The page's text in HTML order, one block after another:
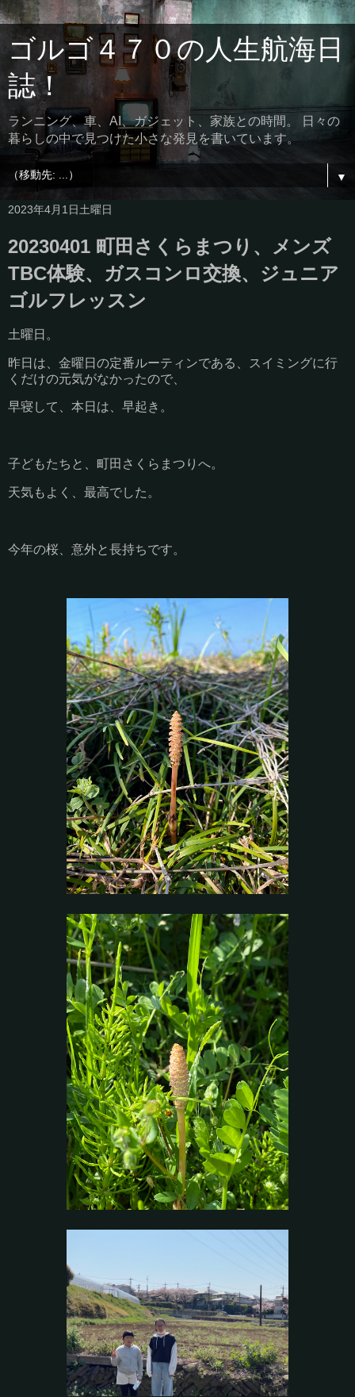
ゴルゴ４７０の人生航海日
誌！
ランニング、車、AI、ガジェット、家族との時間。 日々の
暮らしの中で見つけた小さな発見を書いています。
▼
2023年4月1日土曜日
20230401 町田さくらまつり、メンズ
TBC体験、ガスコンロ交換、ジュニア
ゴルフレッスン
土曜日。
昨日は、金曜日の定番ルーティンである、スイミングに行
くだけの元気がなかったので、
早寝して、本日は、早起き。
子どもたちと、町田さくらまつりへ。
天気もよく、最高でした。
今年の桜、意外と長持ちです。